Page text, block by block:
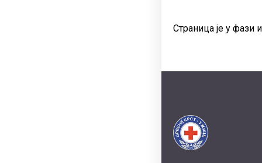
Страница је у фази